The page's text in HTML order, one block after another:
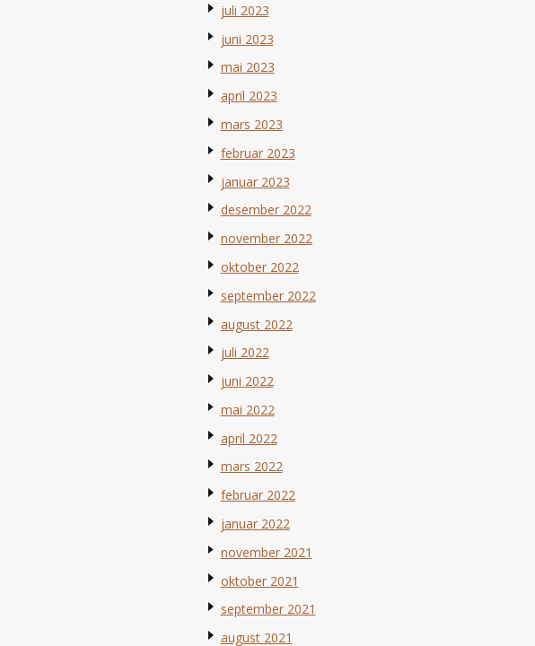
juli 2023
juni 2023
mai 2023
april 2023
mars 2023
februar 2023
januar 2023
desember 2022
november 2022
oktober 2022
september 2022
august 2022
juli 2022
juni 2022
mai 2022
april 2022
mars 2022
februar 2022
januar 2022
november 2021
oktober 2021
september 2021
august 2021